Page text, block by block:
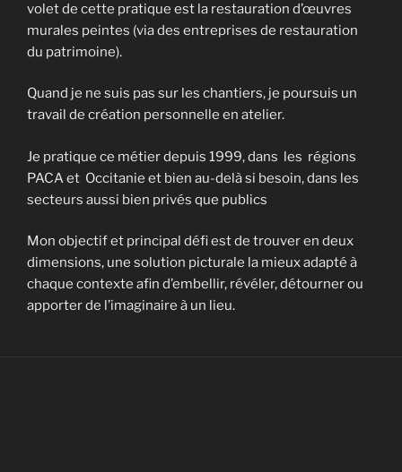
volet de cette pratique est la restauration d’œuvres
murales peintes (via des entreprises de restauration
du patrimoine).
Quand je ne suis pas sur les chantiers, je poursuis un
travail de création personnelle en atelier.
Je pratique ce métier depuis 1999, dans les régions
PACA et Occitanie et bien au-delà si besoin, dans les
secteurs aussi bien privés que publics
Mon objectif et principal défi est de trouver en deux
dimensions, une solution picturale la mieux adapté à
chaque contexte afin d’embellir, révéler, détourner ou
apporter de l’imaginaire à un lieu.